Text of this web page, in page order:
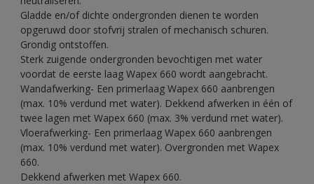
Gladde en/of dichte ondergronden dienen te worden
opgeruwd door stofvrij stralen of mechanisch schuren.
Grondig ontstoffen.
Sterk zuigende ondergronden bevochtigen met water
voordat de eerste laag Wapex 660 wordt aangebracht.
Wandafwerking- Een primerlaag Wapex 660 aanbrengen
(max. 10% verdund met water). Dekkend afwerken in één of
twee lagen met Wapex 660 (max. 3% verdund met water).
Vloerafwerking- Een primerlaag Wapex 660 aanbrengen
(max. 10% verdund met water). Overgronden met Wapex
660.
Dekkend afwerken met Wapex 660.